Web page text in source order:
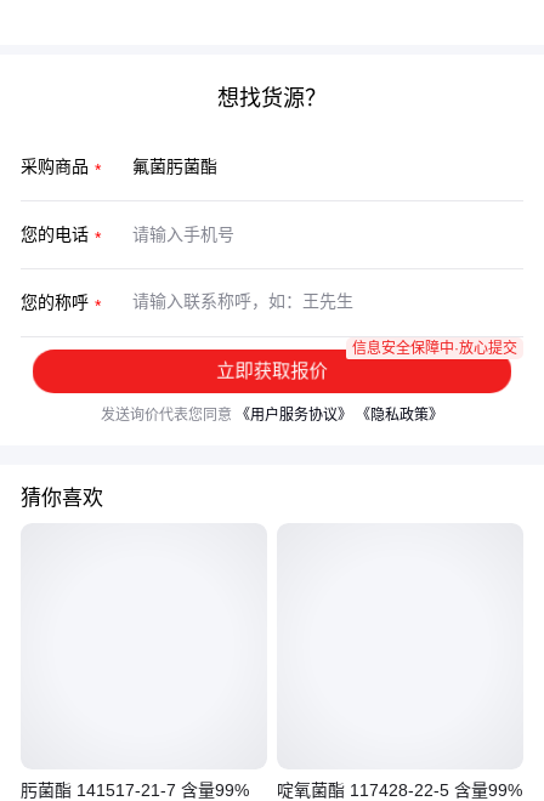
想找货源？
采购商品
您的电话
您的称呼
立即获取报价
信息安全保障中·放心提交
发送询价代表您同意 《用户服务协议》 《隐私政策》
猜你喜欢
肟菌酯 141517-21-7 含量99% 啶氧菌酯 117428-22-5 含量99%